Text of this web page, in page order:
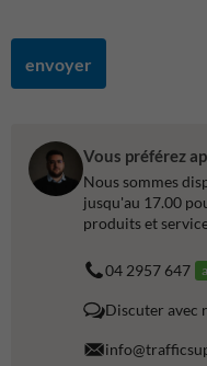
envoyer
Vous préférez
Nous sommes
jusqu'au 17.00
produits et
04 2957 647
Discuter avec